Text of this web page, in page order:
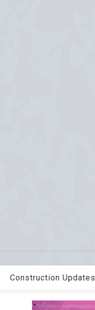
Construction Updates